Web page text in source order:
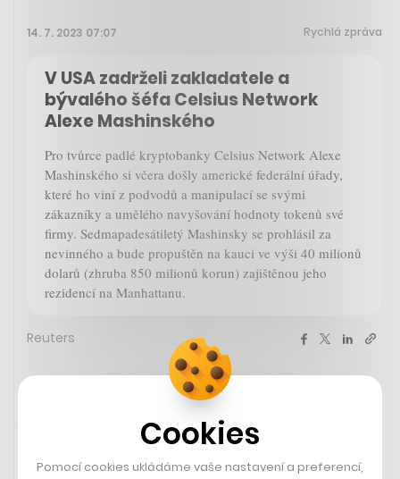
14. 7. 2023 07:07 Rychlá zpráva
V USA zadrželi zakladatele a
bývalého šéfa Celsius Network
Alexe Mashinského
Pro tvůrce padlé kryptobanky Celsius Network Alexe
Mashinského si včera došly americké federální úřady,
které ho viní z podvodů a manipulací se svými
zákazníky a umělého navyšování hodnoty tokenů své
firmy. Sedmapadesátiletý Mashinsky se prohlásil za
nevinného a bude propuštěn na kauci ve výši 40 milionů
dolarů (zhruba 850 milionů korun) zajištěnou jeho
rezidencí na Manhattanu.
Reuters
Newsletter
Cookies
Pomocí cookies ukládáme vaše nastavení a preferencí,